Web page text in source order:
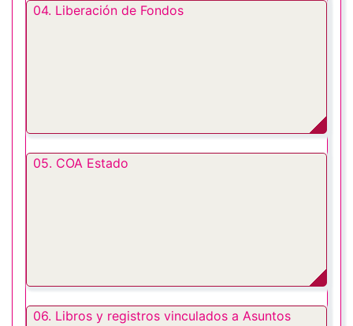
04. Liberación de Fondos
05. COA Estado
06. Libros y registros vinculados a Asuntos